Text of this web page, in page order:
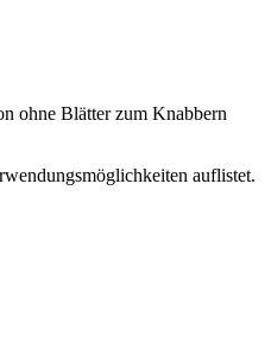
ohne Blätter zum Knabbern
auflistet.